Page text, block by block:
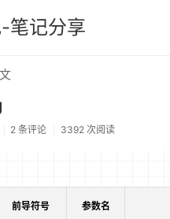
笔记分享
2 条评论 3392 次阅读
前导符号 参数名